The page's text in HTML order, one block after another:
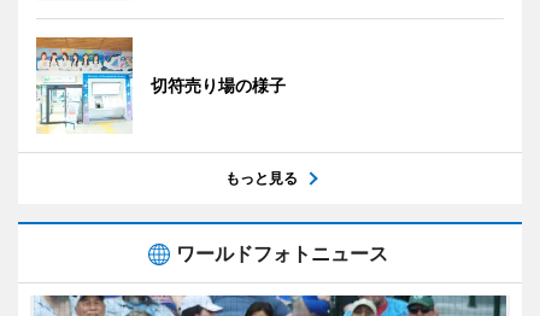
切符売り場の様子
もっと見る
ワールドフォトニュース